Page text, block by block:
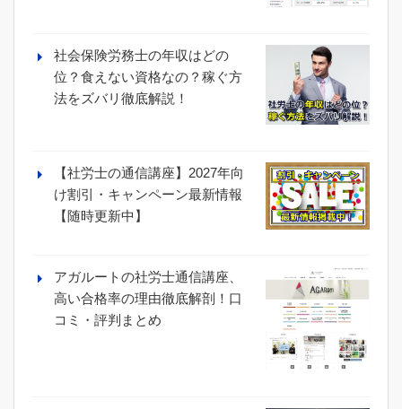
社会保険労務士の年収はどの
位？食えない資格なの？稼ぐ方
法をズバリ徹底解説！
【社労士の通信講座】2027年向
け割引・キャンペーン最新情報
【随時更新中】
アガルートの社労士通信講座、
高い合格率の理由徹底解剖！口
コミ・評判まとめ